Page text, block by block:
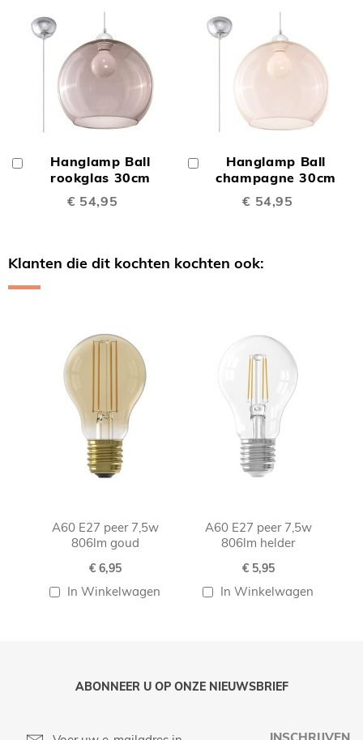
Hanglamp Ball
rookglas 30cm
€ 54,95
Winkelwagen
Hanglamp Ball
champagne 30cm
€ 54,95
Winkelwagen
Klanten die dit kochten kochten ook:
A60 E27 peer 7,5w
806lm goud
€ 6,95
In Winkelwagen
A60 E27 peer 7,5w
806lm helder
€ 5,95
In Winkelwagen
ABONNEER U OP ONZE NIEUWSBRIEF